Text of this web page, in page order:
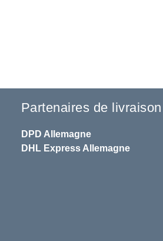
Partenaires de livraison
DPD Allemagne
DHLExpress Allemagne